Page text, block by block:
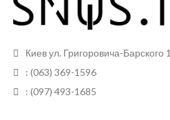
Киев ул. Григоровича-Барского 1
: (063) 369-1596
: (097) 493-1685